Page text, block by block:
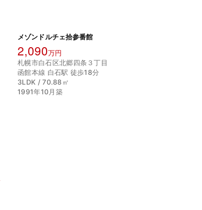
メゾンドルチェ拾参番館
2,090万円
札幌市白石区北郷四条３丁目
函館本線 白石駅 徒歩18分
3LDK / 70.88㎡
1991年10月築